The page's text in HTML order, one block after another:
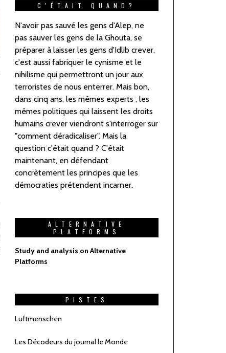
C’ÉTAIT QUAND?
N'avoir pas sauvé les gens d'Alep, ne
pas sauver les gens de la Ghouta, se
préparer à laisser les gens d'Idlib crever,
c'est aussi fabriquer le cynisme et le
nihilisme qui permettront un jour aux
terroristes de nous enterrer. Mais bon,
dans cinq ans, les mêmes experts , les
mêmes politiques qui laissent les droits
humains crever viendront s'interroger sur
"comment déradicaliser". Mais la
question c'était quand ? C'était
maintenant, en défendant
concrètement les principes que les
démocraties prétendent incarner.
ALTERNATIVE
PLATFORMS
Study and analysis on Alternative
Platforms
PISTES
Luftmenschen
Les Décodeurs du journal le Monde